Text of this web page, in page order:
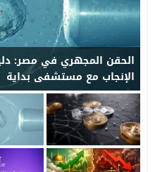
الحقن المجهري في مصر:
الإنجاب مع مستشفى بداية